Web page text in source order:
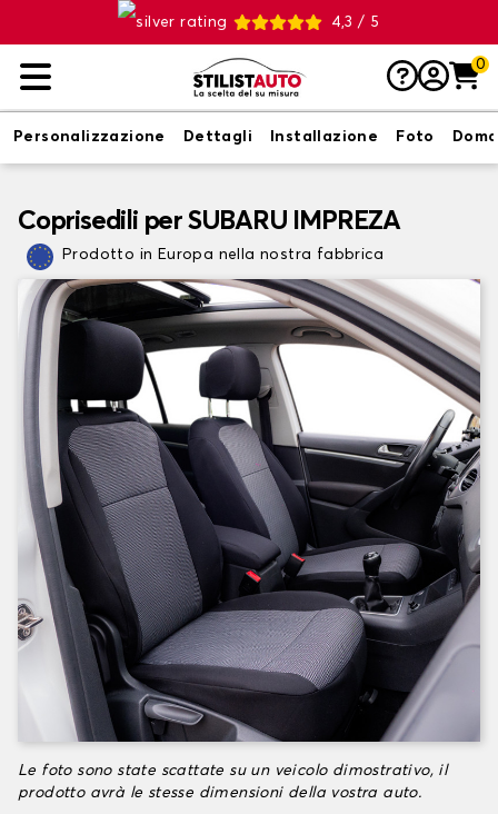
4,3 / 5
0
Personalizzazione Dettagli Installazione Foto
Coprisedili per SUBARU IMPREZA
Prodotto in Europa nella nostra fabbrica
Le foto sono state scattate su un veicolo dimostrativo, il
prodotto avrà le stesse dimensioni della vostra auto.